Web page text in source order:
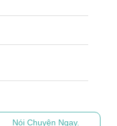
Nói Chuyện Ngay.